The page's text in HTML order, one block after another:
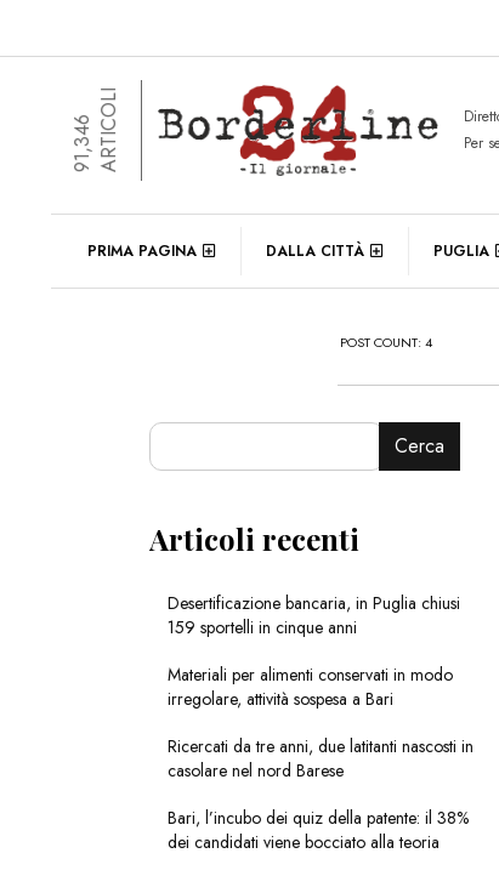
91,346ARTICOLI
Per
PRIMA PAGINA DALLA CITTÀ PUGLIA
POST COUNT: 4
Cerca
Articoli recenti
Desertificazione bancaria, in Puglia chiusi
159 sportelli in cinque anni
Materiali per alimenti conservati in modo
irregolare, attività sospesa a Bari
Ricercati da tre anni, due latitanti nascosti in
casolare nel nord Barese
Bari, l’incubo dei quiz della patente: il 38%
dei candidati viene bocciato alla teoria